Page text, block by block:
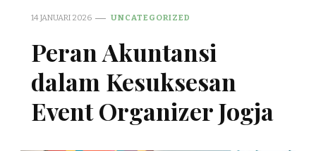
14 JANUARI 2026 UNCATEGORIZED
Peran Akuntansi
dalam Kesuksesan
Event Organizer Jogja